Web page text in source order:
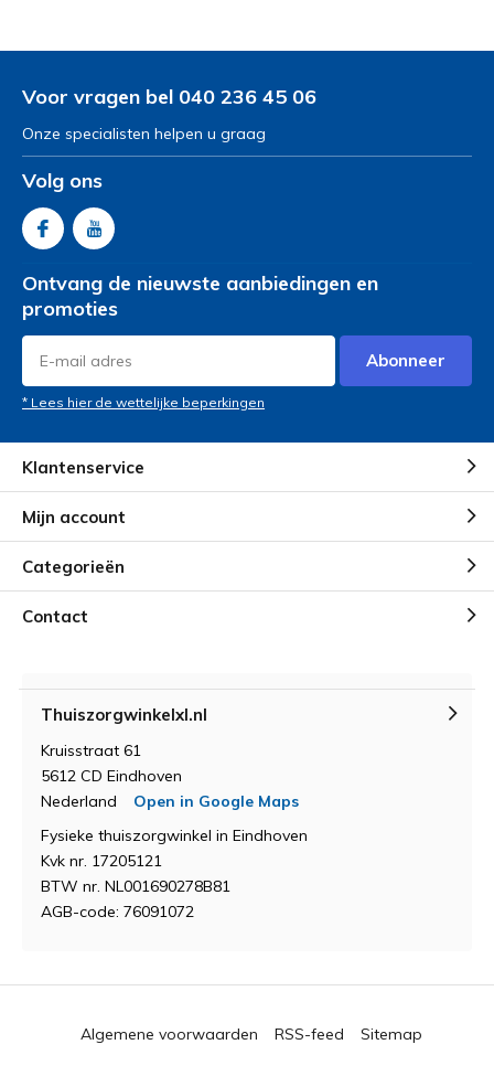
Voor vragen bel 040 236 45 06
Onze specialisten helpen u graag
Volg ons
Ontvang de nieuwste aanbiedingen en
promoties
Abonneer
* Lees hier de wettelijke beperkingen
Klantenservice
Mijn account
Categorieën
Contact
Thuiszorgwinkelxl.nl
Kruisstraat 61
5612 CD Eindhoven
Nederland
Open in Google Maps
Fysieke thuiszorgwinkel in Eindhoven
Kvk nr. 17205121
BTW nr. NL001690278B81
AGB-code: 76091072
Algemene voorwaarden RSS-feed Sitemap